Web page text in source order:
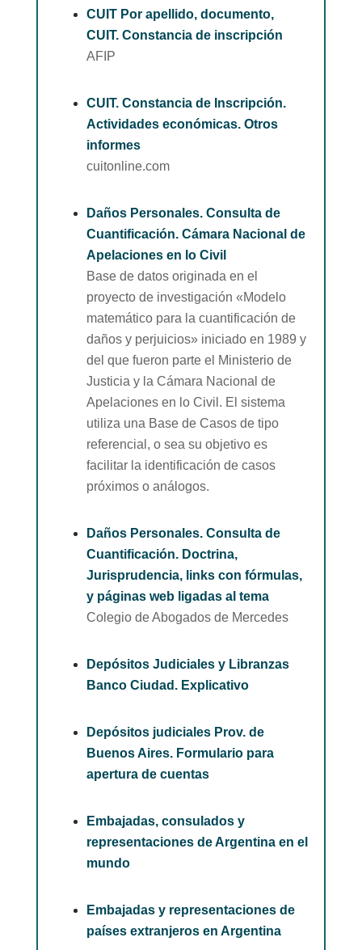
CUIT Por apellido, documento,
CUIT. Constancia de inscripción
AFIP
CUIT. Constancia de Inscripción.
Actividades económicas. Otros
informes
cuitonline.com
Daños Personales. Consulta de
Cuantificación. Cámara Nacional de
Apelaciones en lo Civil
Base de datos originada en el
proyecto de investigación «Modelo
matemático para la cuantificación de
daños y perjuicios» iniciado en 1989 y
del que fueron parte el Ministerio de
Justicia y la Cámara Nacional de
Apelaciones en lo Civil. El sistema
utiliza una Base de Casos de tipo
referencial, o sea su objetivo es
facilitar la identificación de casos
próximos o análogos.
Daños Personales. Consulta de
Cuantificación. Doctrina,
Jurisprudencia, links con fórmulas,
y páginas web ligadas al tema
Colegio de Abogados de Mercedes
Depósitos Judiciales y Libranzas
Banco Ciudad. Explicativo
Depósitos judiciales Prov. de
Buenos Aires. Formulario para
apertura de cuentas
Embajadas, consulados y
representaciones de Argentina en el
mundo
Embajadas y representaciones de
países extranjeros en Argentina